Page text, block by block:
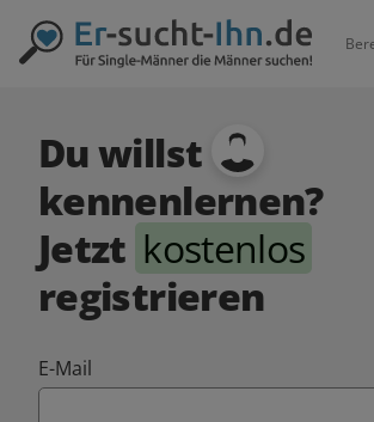
Du willst
kennenlernen?
Jetzt kostenlos
registrieren
E-Mail